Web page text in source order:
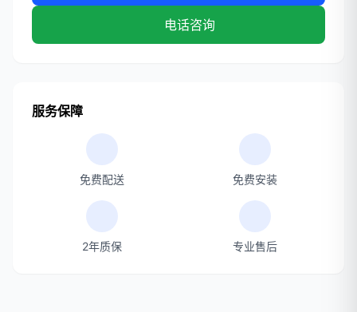
电话咨询
服务保障
免费配送 免费安装
2年质保 专业售后